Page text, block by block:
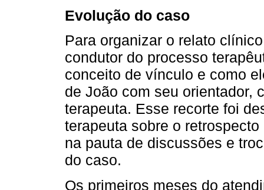
Evolução do caso
Para organizar o relato
condutor do processo
conceito de vínculo e como
de João com seu orientador,
terapeuta. Esse recorte foi
terapeuta sobre o
na pauta de discussões e
do caso.
Os primeiros meses do